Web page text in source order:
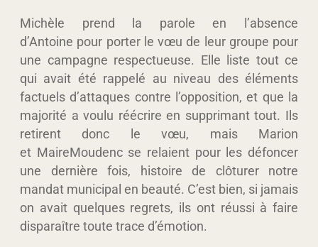
Michèle prend la parole en l’absence
d’Antoine pour porter le vœu de leur groupe pour
une campagne respectueuse. Elle liste tout ce
qui avait été rappelé au niveau des éléments
factuels d’attaques contre l’opposition, et que la
majorité a voulu réécrire en supprimant tout. Ils
retirent donc le vœu, mais Marion
et MaireMoudenc se relaient pour les défoncer
une dernière fois, histoire de clôturer notre
mandat municipal en beauté. C’est bien, si jamais
on avait quelques regrets, ils ont réussi à faire
disparaître toute trace d’émotion.